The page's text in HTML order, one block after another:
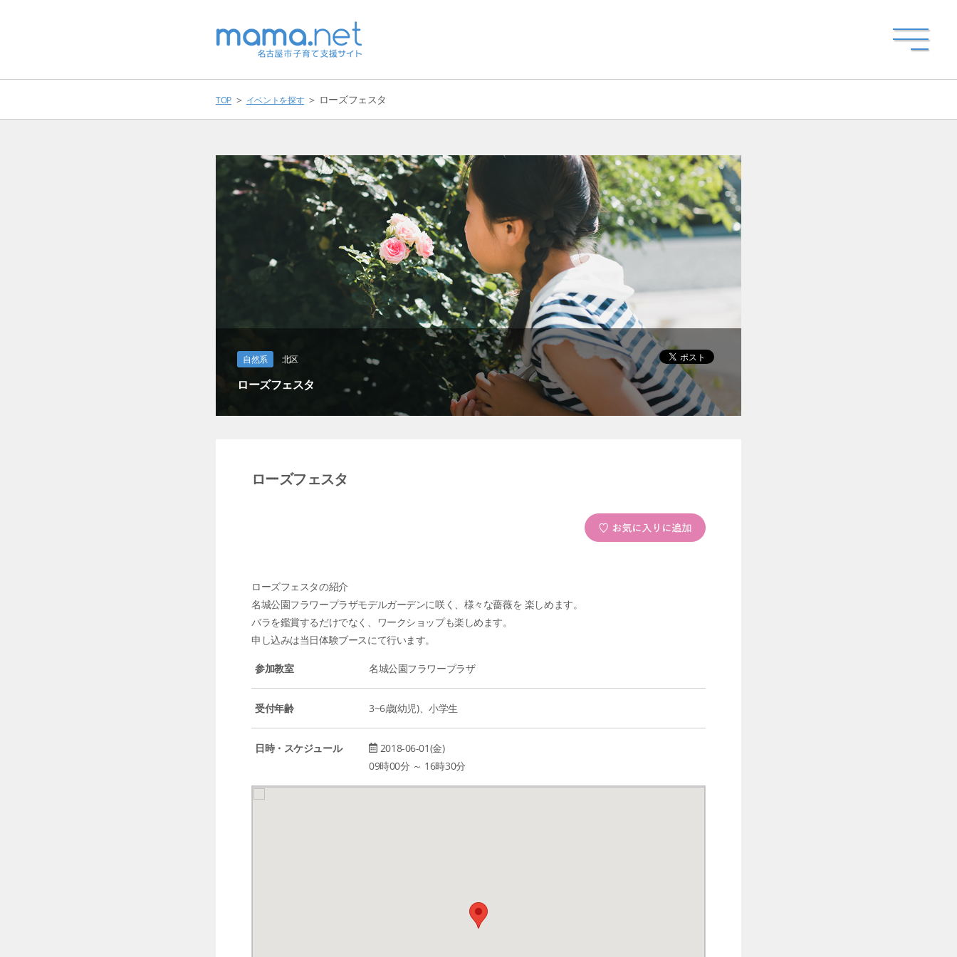
TOP＞ イベントを探す＞ ローズフェスタ
自然系 北区
ローズフェスタ
ローズフェスタ
ローズフェスタの紹介
名城公園フラワープラザモデルガーデンに咲く、様々な薔薇を 楽しめます。
バラを鑑賞するだけでなく、ワークショップも楽しめます。
申し込みは当日体験ブースにて行います。
参加教室 名城公園フラワープラザ
受付年齢 3~6歳(幼児)、小学生
日時・スケジュール
2018-06-01(金)
09時00分 ～ 16時30分